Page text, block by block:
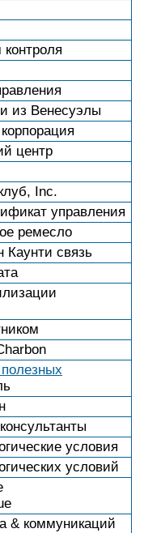
из Венесуэлы
центр
Inc.
управления
ремесло
связь
условия
условий
& коммуникаций